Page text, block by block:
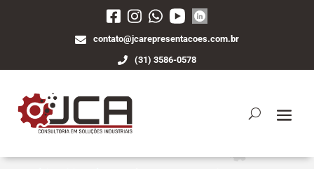
contato@jcarepresentacoes.com.br
(31) 3586-0578